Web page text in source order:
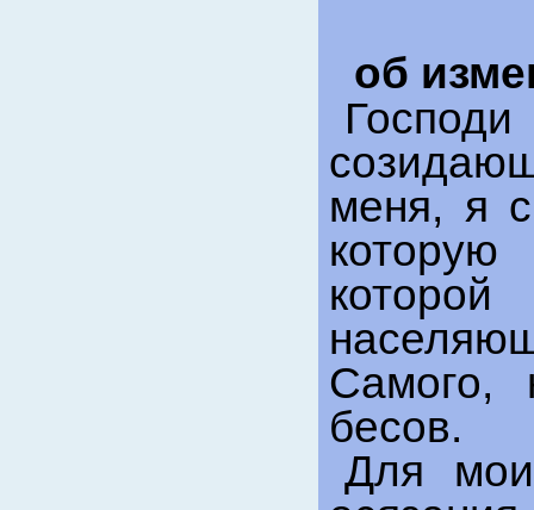
об
меня, я
Самого,
бесов.
Для